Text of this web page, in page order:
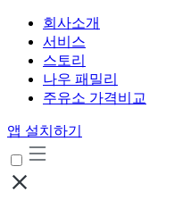
회사소개
서비스
스토리
나우 패밀리
주유소 가격비교
앱 설치하기